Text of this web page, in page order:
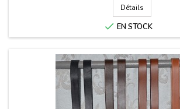
Détails
 EN STOCK